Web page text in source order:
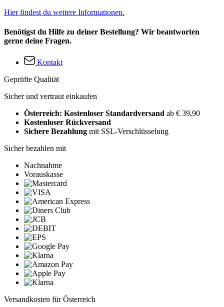
Hier findest du weitere Informationen.
Benötigst du Hilfe zu deiner Bestellung? Wir beantworten
gerne deine Fragen.
Kontakt
Geprüfte Qualität
Sicher und vertraut einkaufen
Österreich: Kostenloser Standardversand ab € 39,90
Kostenloser Rückversand
Sichere Bezahlung mit SSL-Verschlüsselung
Sicher bezahlen mit
Nachnahme
Vorauskasse
Versandkosten für Österreich